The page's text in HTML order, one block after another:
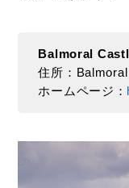
Balmoral
住所：
ホームページ：